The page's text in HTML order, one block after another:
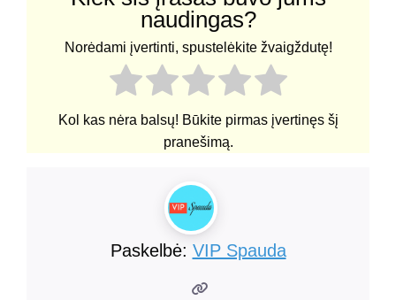
naudingas?
Norėdami įvertinti, spustelėkite žvaigždutę!
Kol kas nėra balsų! Būkite pirmas įvertinęs šį
pranešimą.
Paskelbė: VIP Spauda